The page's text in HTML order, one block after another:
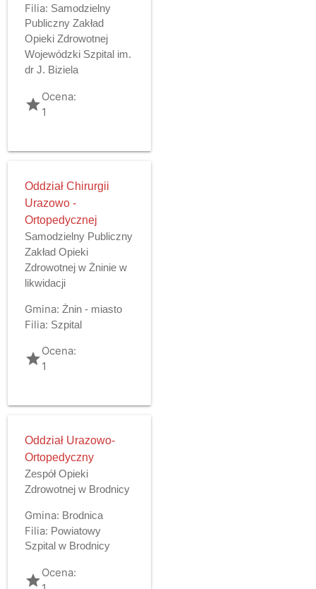
Filia: Samodzielny
Publiczny Zakład
Opieki Zdrowotnej
Wojewódzki Szpital im.
dr J. Biziela
gradeOcena:
1
Oddział Chirurgii
Urazowo -
Ortopedycznej
Samodzielny Publiczny
Zakład Opieki
Zdrowotnej w Żninie w
likwidacji
Gmina: Żnin - miasto
Filia: Szpital
gradeOcena:
1
Oddział Urazowo-
Ortopedyczny
Zespół Opieki
Zdrowotnej w Brodnicy
Gmina: Brodnica
Filia: Powiatowy
Szpital w Brodnicy
gradeOcena: